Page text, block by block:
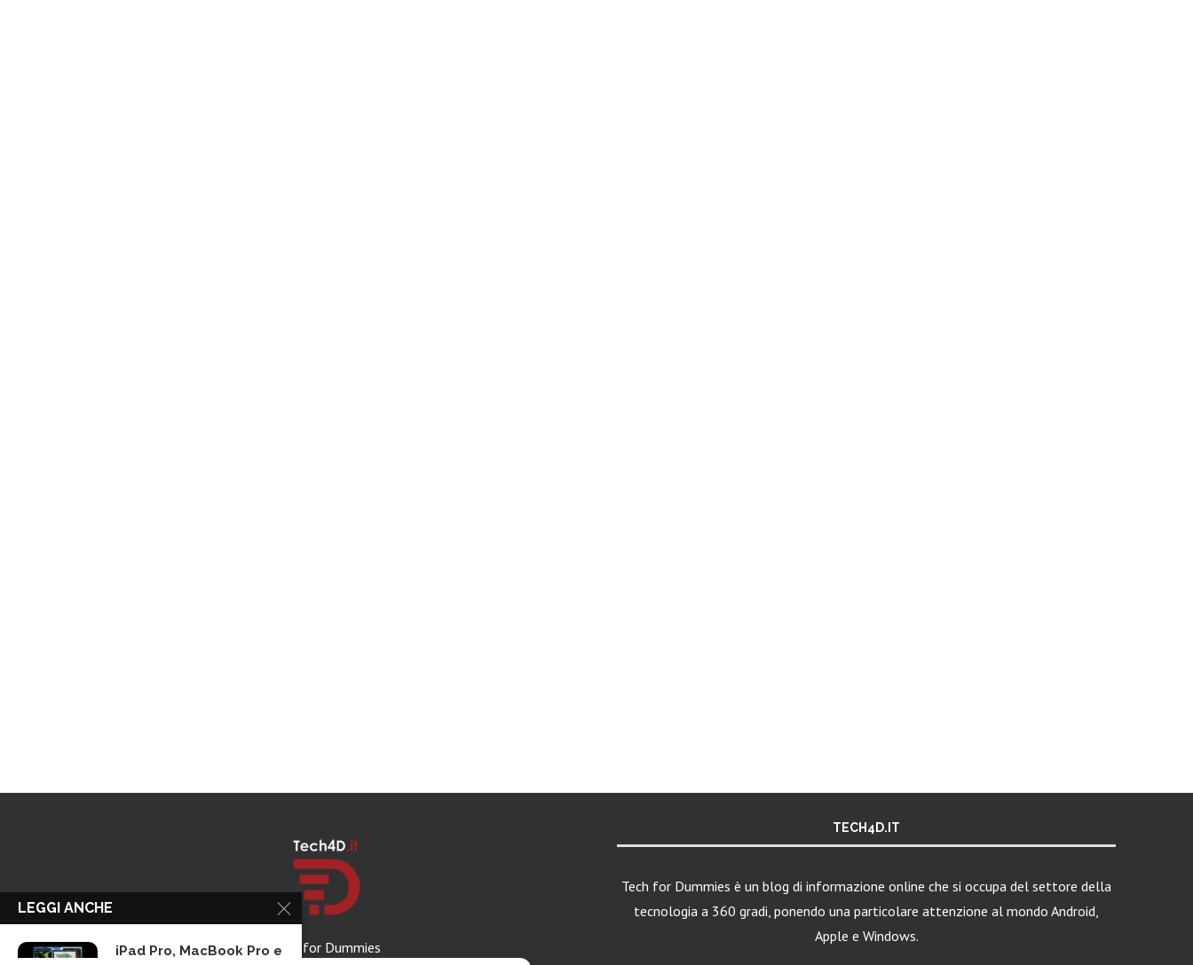
Tech for Dummies
TECH4D.IT
Tech for Dummies è un blog di informazione online che si occupa del settore della
tecnologia a 360 gradi, ponendo una particolare attenzione al mondo Android,
Apple e Windows.
LEGGI ANCHE
iPad Pro, MacBook Pro e